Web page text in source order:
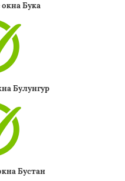
Бука
Булунгур
Бустан